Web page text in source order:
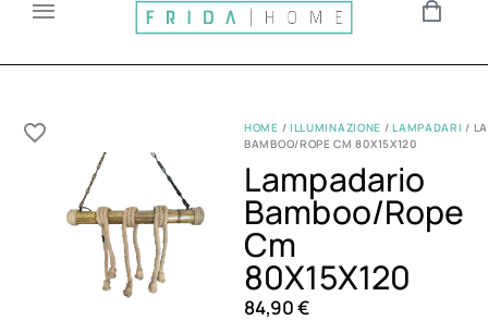
HOME / ILLUMINAZIONE /LAMPADARI /
BAMBOO/ROPE CM 80X15X120
Lampadario
Bamboo/Rope
Cm
80X15X120
84,90€